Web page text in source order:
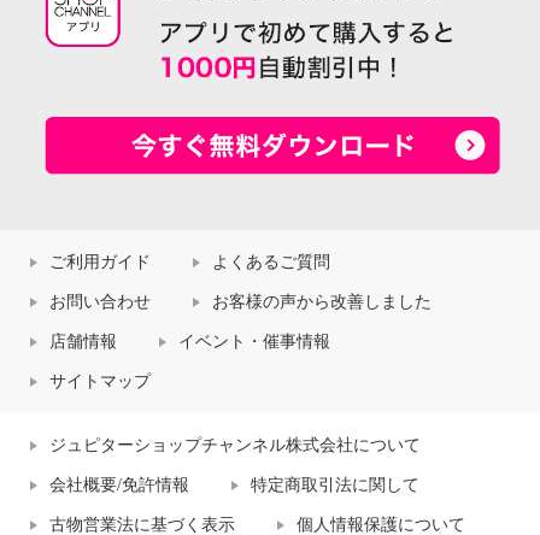
ご利用ガイド よくあるご質問
お問い合わせ お客様の声から改善しました
店舗情報 イベント・催事情報
サイトマップ
ジュピターショップチャンネル株式会社について
会社概要/免許情報 特定商取引法に関して
古物営業法に基づく表示 個人情報保護について